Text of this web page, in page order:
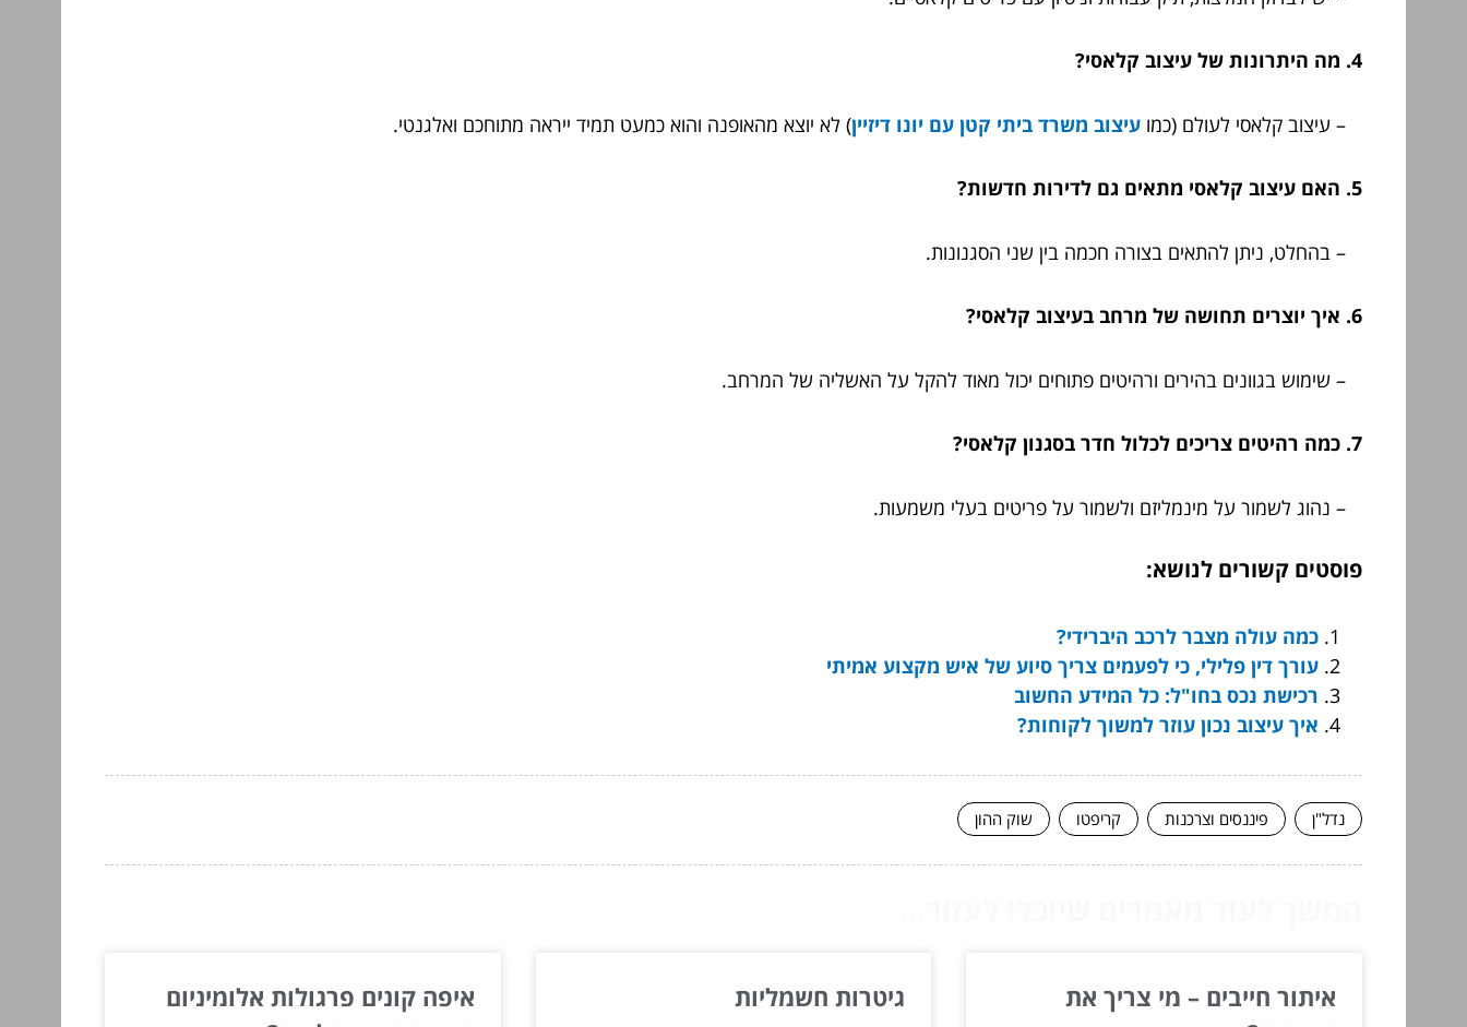
4. מה היתרונות של עיצוב קלאסי?
– עיצוב קלאסי לעולם (כמו עיצוב משרד ביתי קטן עם יונו דיזיין) לא יוצא מהאופנה והוא כמעט תמיד ייראה מתוחכם ואלגנטי.
5. האם עיצוב קלאסי מתאים גם לדירות חדשות?
– בהחלט, ניתן להתאים בצורה חכמה בין שני הסגנונות.
6. איך יוצרים תחושה של מרחב בעיצוב קלאסי?
– שימוש בגוונים בהירים ורהיטים פתוחים יכול מאוד להקל על האשליה של המרחב.
7. כמה רהיטים צריכים לכלול חדר בסגנון קלאסי?
– נהוג לשמור על מינמליזם ולשמור על פריטים בעלי משמעות.
פוסטים קשורים לנושא:
כמה עולה מצבר לרכב היברידי?
עורך דין פלילי, כי לפעמים צריך סיוע של איש מקצוע אמיתי
רכישת נכס בחו"ל: כל המידע החשוב
איך עיצוב נכון עוזר למשוך לקוחות?
נדל"ן פיננסים וצרכנות קריפטו שוק ההון
איתור חייבים – מי צריך את
גיטרות חשמליות
איפה קונים פרגולות אלומיניום